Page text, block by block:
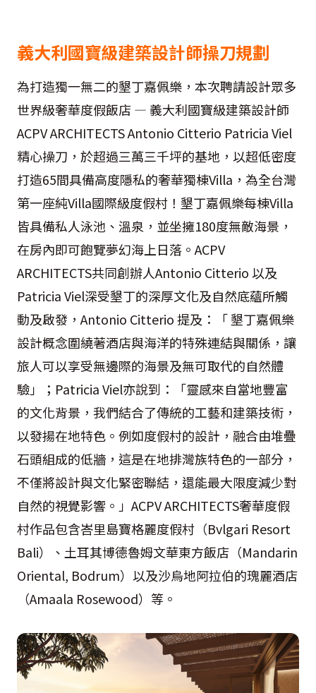
義大利國寶級建築設計師操刀規劃
為打造獨一無二的墾丁嘉佩樂，本次聘請設計眾多
世界級奢華度假飯店 — 義大利國寶級建築設計師
ACPV ARCHITECTS Antonio Citterio Patricia Viel
精心操刀，於超過三萬三千坪的基地，以超低密度
打造65間具備高度隱私的奢華獨棟Villa，為全台灣
第一座純Villa國際級度假村！墾丁嘉佩樂每棟Villa
皆具備私人泳池、溫泉，並坐擁180度無敵海景，
在房內即可飽覽夢幻海上日落。ACPV
ARCHITECTS共同創辦人Antonio Citterio 以及
Patricia Viel深受墾丁的深厚文化及自然底蘊所觸
動及啟發，Antonio Citterio 提及：「 墾丁嘉佩樂
設計概念圍繞著酒店與海洋的特殊連結與關係，讓
旅人可以享受無邊際的海景及無可取代的自然體
驗」；Patricia Viel亦說到：「靈感來自當地豐富
的文化背景，我們結合了傳統的工藝和建築技術，
以發揚在地特色。例如度假村的設計，融合由堆疊
石頭組成的低牆，這是在地排灣族特色的一部分，
不僅將設計與文化緊密聯結，還能最大限度減少對
自然的視覺影響。」ACPV ARCHITECTS奢華度假
村作品包含峇里島寶格麗度假村（Bvlgari Resort
Bali）、土耳其博德魯姆文華東方飯店（Mandarin
Oriental, Bodrum）以及沙烏地阿拉伯的瑰麗酒店
（Amaala Rosewood）等。